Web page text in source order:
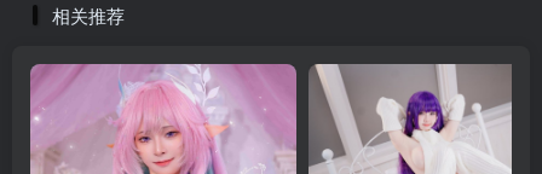
相关推荐